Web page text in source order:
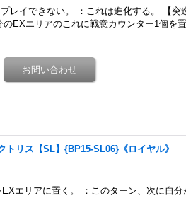
イできない。 ：これは進化する。 【突
EXエリアのこれに戦意カウンター1個を
トリス【SL】{BP15-SL06}《ロイヤル》
リアに置く。 ：このターン、次に自分